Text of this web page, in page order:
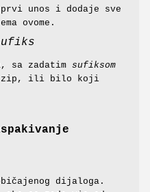
unos i dodaje sve
ovome.
sa zadatim sufiksom
zip, ili bilo koji
dijaloga.